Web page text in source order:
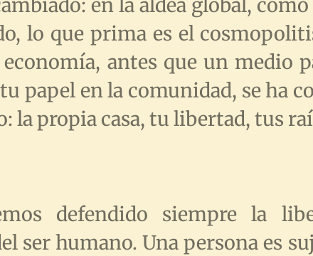
en la aldea global,
lo que prima es el
antes que un medio
papel en la comunidad, se ha
la propia casa, tu libertad, tus
defendido siempre la
ser humano. Una persona es